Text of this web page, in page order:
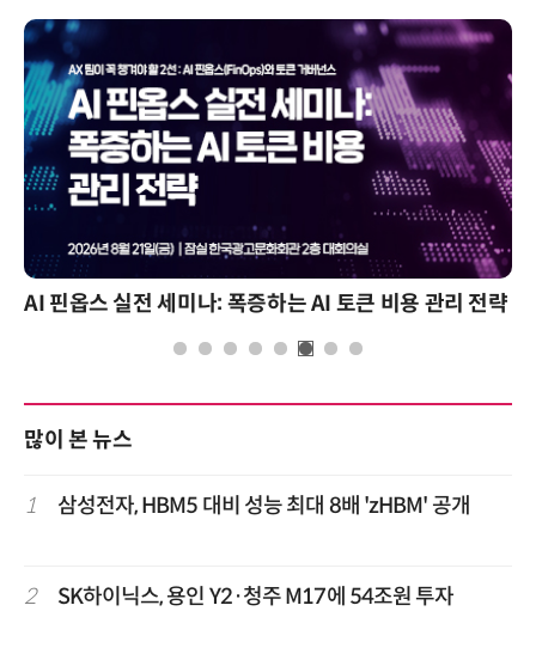
AI 핀옵스 실전 세미나: 폭증하는 AI 토큰 비용 관리 전략
많이 본 뉴스
1 삼성전자, HBM5 대비 성능 최대 8배 'zHBM' 공개
2 SK하이닉스, 용인 Y2·청주 M17에 54조원 투자